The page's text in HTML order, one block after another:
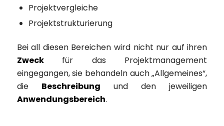
Projektvergleiche
Projektstrukturierung
Bei all diesen Bereichen wird nicht nur auf ihren
Zweck für das Projektmanagement
eingegangen, sie behandeln auch „Allgemeines“,
die Beschreibung und den jeweiligen
Anwendungsbereich.